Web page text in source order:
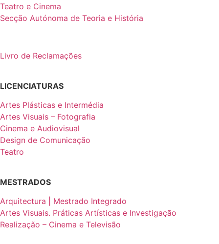
Teatro e Cinema
Secção Autónoma de Teoria e História
Livro de Reclamações
LICENCIATURAS
Artes Plásticas e Intermédia
Artes Visuais – Fotografia
Cinema e Audiovisual
Design de Comunicação
Teatro
MESTRADOS
Arquitectura | Mestrado Integrado
Artes Visuais. Práticas Artísticas e Investigação
Realização – Cinema e Televisão